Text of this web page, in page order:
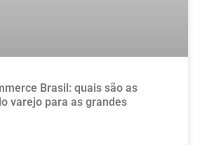
Brasil: quais são as
varejo para as grandes